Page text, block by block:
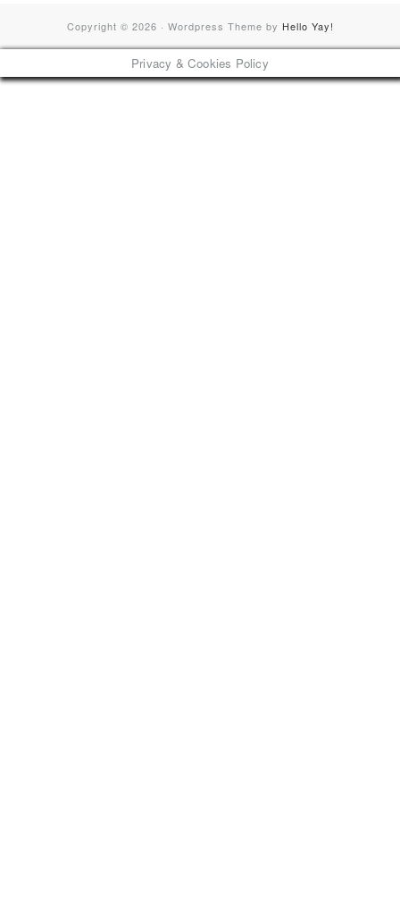
Copyright © 2026 · Wordpress Theme by Hello Yay!
Privacy & Cookies Policy